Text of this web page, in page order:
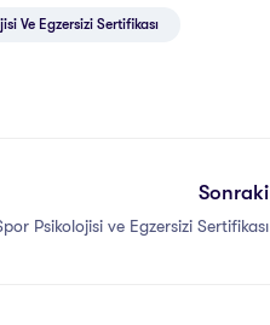
Ve Egzersizi Sertifikası
Sonraki
Psikolojisi ve Egzersizi Sertifikası